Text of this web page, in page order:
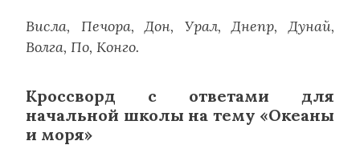
Висла, Печора, Дон, Урал, Днепр, Дунай,
Волга, По, Конго.
Кроссворд с ответами для
начальной школы на тему «Океаны
и моря»